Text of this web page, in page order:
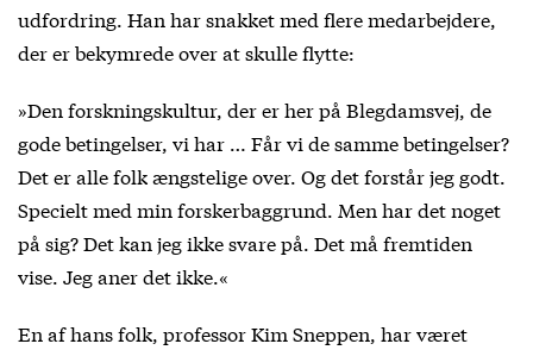
udfordring. Han har snakket med flere medarbejdere,
der er bekymrede over at skulle flytte:
»Den forskningskultur, der er her på Blegdamsvej, de
gode betingelser, vi har … Får vi de samme betingelser?
Det er alle folk ængstelige over. Og det forstår jeg godt.
Specielt med min forskerbaggrund. Men har det noget
på sig? Det kan jeg ikke svare på. Det må fremtiden
vise. Jeg aner det ikke.«
En af hans folk, professor Kim Sneppen, har været